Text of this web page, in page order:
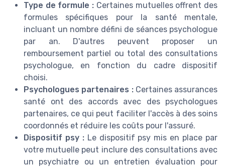
Type de formule : Certaines mutuelles offrent des
formules spécifiques pour la santé mentale,
incluant un nombre défini de séances psychologue
par an. D'autres peuvent proposer un
remboursement partiel ou total des consultations
psychologue, en fonction du cadre dispositif
choisi.
Psychologues partenaires :Certaines assurances
santé ont des accords avec des psychologues
partenaires, ce qui peut faciliter l'accès à des soins
coordonnés et réduire les coûts pour l'assuré.
Dispositif psy :Le dispositif psy mis en place par
votre mutuelle peut inclure des consultations avec
un psychiatre ou un entretien évaluation pour